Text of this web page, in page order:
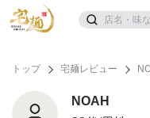
トップ 宅麺レビュー
NOAH